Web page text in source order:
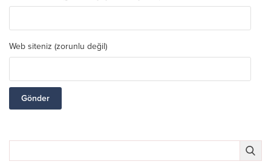
Web siteniz (zorunlu değil)